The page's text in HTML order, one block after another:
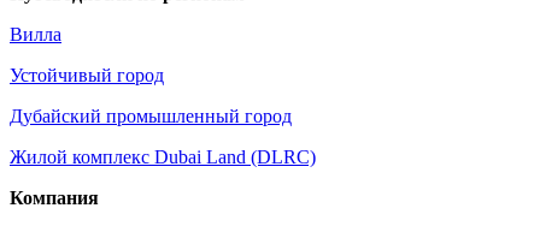
Вилла
Устойчивый город
Дубайский промышленный город
Жилой комплекс Dubai Land (DLRC)
Компания